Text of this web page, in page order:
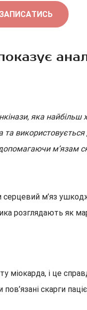
ЗАПИСАТИСЬ
яка
м’язам
м’яз
розглядають як
міокарда, і це
скарги